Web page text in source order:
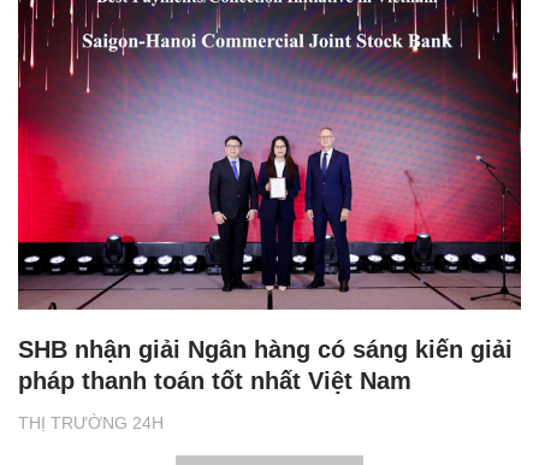
THỊ TRƯỜNG 24H
SHB nhận giải Ngân hàng có sáng kiến giải
pháp thanh toán tốt nhất Việt Nam